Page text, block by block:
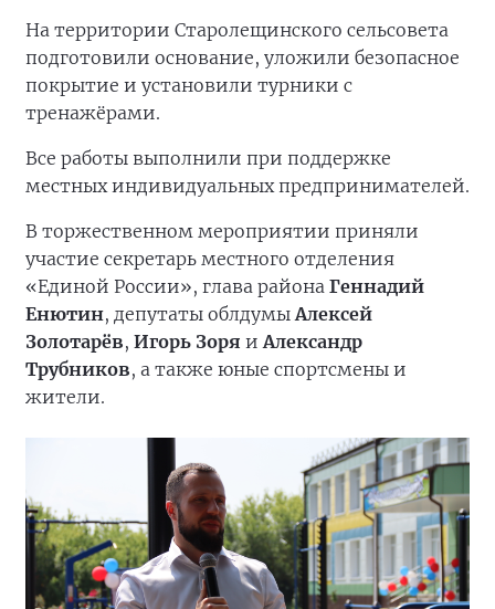
На территории Старолещинского сельсовета
подготовили основание, уложили безопасное
покрытие и установили турники с
тренажёрами.
Все работы выполнили при поддержке
местных индивидуальных предпринимателей.
В торжественном мероприятии приняли
участие секретарь местного отделения
«Единой России», глава района Геннадий
Енютин, депутаты облдумыАлексей
Золотарёв, Игорь Зоря иАлександр
Трубников, а также юные спортсмены и
жители.